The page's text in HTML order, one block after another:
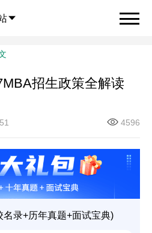

招生政策全解读
4596
名录+历年真题+面试宝典)